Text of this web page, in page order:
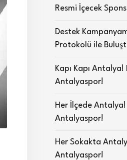
Resmi İçecek
Destek
Protokolü ile
Kapı Kapı Antalya!
Antalyaspor!
Her İlçede Antalya!
Antalyaspor!
Her Sokakta
Antalyaspor!